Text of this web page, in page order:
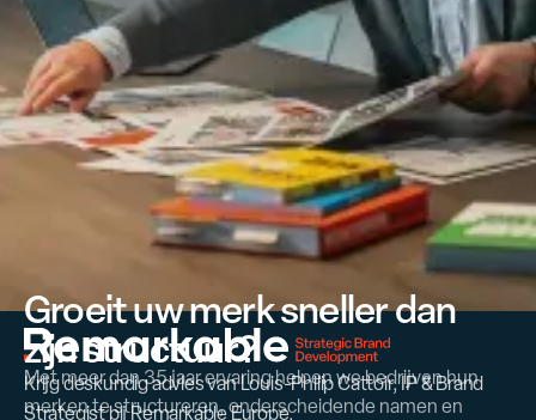
Groeit uw merk sneller dan
zijn structuur?
Krijg deskundig advies van Louis-Philip Cattoir, IP & Brand
Strategist bij Remarkable Europe.
Met meer dan 35 jaar ervaring helpen we bedrijven hun
merken te structureren, onderscheidende namen en